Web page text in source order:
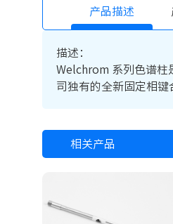
产品描述
描述：
Welchrom 系列色谱柱
司独有的全新固定相
相关产品